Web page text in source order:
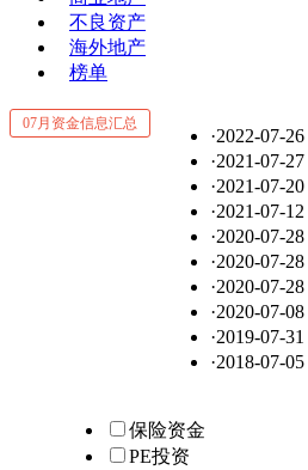
不良资产
海外地产
榜单
07月资金信息汇总
·2022-07-26
·2021-07-27
·2021-07-20
·2021-07-12
·2020-07-28
·2020-07-28
·2020-07-28
·2020-07-08
·2019-07-31
·2018-07-05
保险资金
PE投资